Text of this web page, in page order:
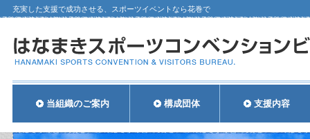
充実した支援で成功させる、スポーツイベントなら花巻で
当組織のご案内 構成団体 支援内容